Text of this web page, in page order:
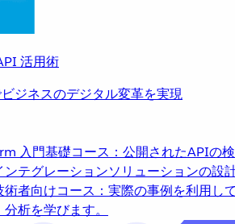
活用術
ジネスのデジタル変革を実現
入門基礎コース：公開されたAPIの
テグレーションソリューションの設計
術者向けコース：実際の事例を利用し
析を学びます。